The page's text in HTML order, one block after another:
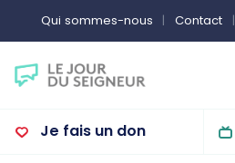
Qui sommes-nous Contact
Je fais un don